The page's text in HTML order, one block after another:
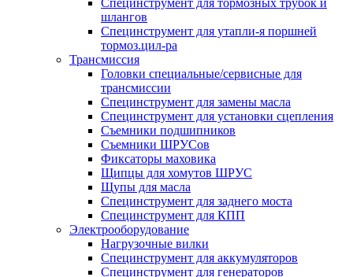
Специнструмент для тормозных трубок и
шлангов
Специнструмент для утапли-я поршней
тормоз.цил-ра
Трансмиссия
Головки специальные/сервисные для
трансмиссии
Специнструмент для замены масла
Специнструмент для установки сцепления
Съемники подшипников
Съемники ШРУСов
Фиксаторы маховика
Щипцы для хомутов ШРУС
Щупы для масла
Специнструмент для заднего моста
Специнструмент для КПП
Электрооборудование
Нагрузочные вилки
Специнструмент для аккумуляторов
Специнструмент для генераторов